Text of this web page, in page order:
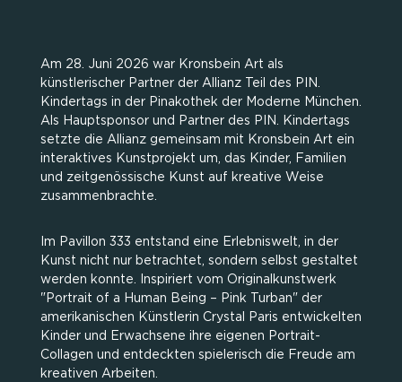
Am 28. Juni 2026 war Kronsbein Art als
künstlerischer Partner der Allianz Teil des PIN.
Kindertags in der Pinakothek der Moderne München.
Als Hauptsponsor und Partner des PIN. Kindertags
setzte die Allianz gemeinsam mit Kronsbein Art ein
interaktives Kunstprojekt um, das Kinder, Familien
und zeitgenössische Kunst auf kreative Weise
zusammenbrachte.
Im Pavillon 333 entstand eine Erlebniswelt, in der
Kunst nicht nur betrachtet, sondern selbst gestaltet
werden konnte. Inspiriert vom Originalkunstwerk
"Portrait of a Human Being – Pink Turban" der
amerikanischen Künstlerin Crystal Paris entwickelten
Kinder und Erwachsene ihre eigenen Portrait-
Collagen und entdeckten spielerisch die Freude am
kreativen Arbeiten.